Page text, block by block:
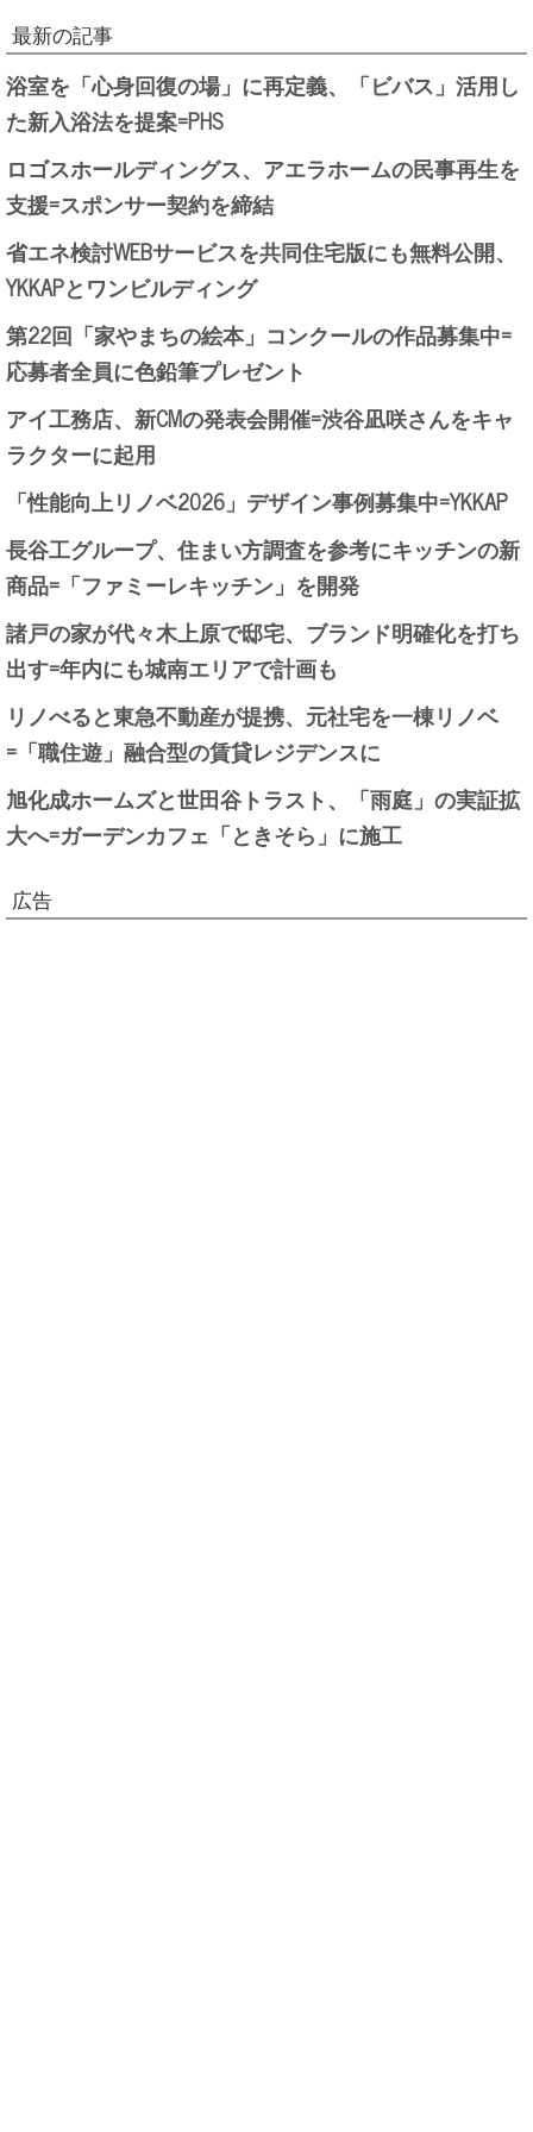
最新の記事
浴室を「心身回復の場」に再定義、「ビバス」活用し
た新入浴法を提案=PHS
ロゴスホールディングス、アエラホームの民事再生を
支援=スポンサー契約を締結
省エネ検討WEBサービスを共同住宅版にも無料公開、
YKKAPとワンビルディング
第22回「家やまちの絵本」コンクールの作品募集中=
応募者全員に色鉛筆プレゼント
アイ工務店、新CMの発表会開催=渋谷凪咲さんをキャ
ラクターに起用
「性能向上リノベ2026」デザイン事例募集中=YKKAP
長谷工グループ、住まい方調査を参考にキッチンの新
商品=「ファミーレキッチン」を開発
諸戸の家が代々木上原で邸宅、ブランド明確化を打ち
出す=年内にも城南エリアで計画も
リノべると東急不動産が提携、元社宅を一棟リノベ
=「職住遊」融合型の賃貸レジデンスに
旭化成ホームズと世田谷トラスト、「雨庭」の実証拡
大へ=ガーデンカフェ「ときそら」に施工
広告